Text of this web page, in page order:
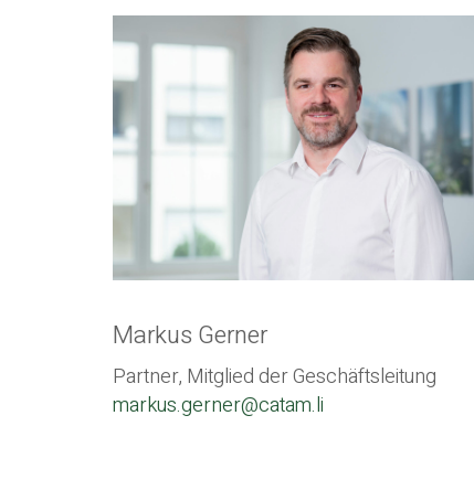
Markus Gerner
Partner, Mitglied der Geschäftsleitung
markus.gerner@catam.li